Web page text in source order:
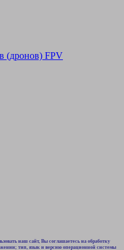
(дронов) FPV
наш сайт, Вы соглашаетесь на обработку
тип, язык и версию операционной системы